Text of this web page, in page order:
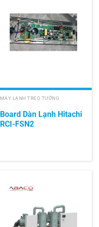
MÁY LẠNH TREO TƯỜNG
Board Dàn Lạnh Hitachi
RCI-FSN2